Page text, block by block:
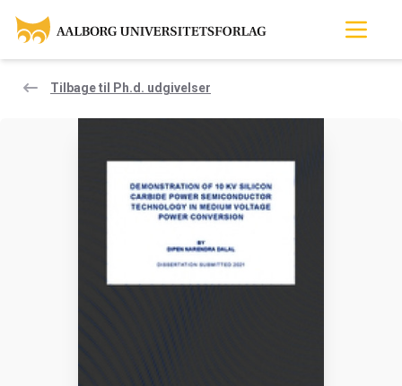
Tilbage til Ph.d. udgivelser